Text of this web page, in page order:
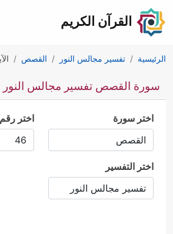
القرآن الكريم
الرئيسية تفسير مجالس النور القصص
سورة القصص تفسير مجالس النور
اختر سورة اختر رقم
اختر التفسير